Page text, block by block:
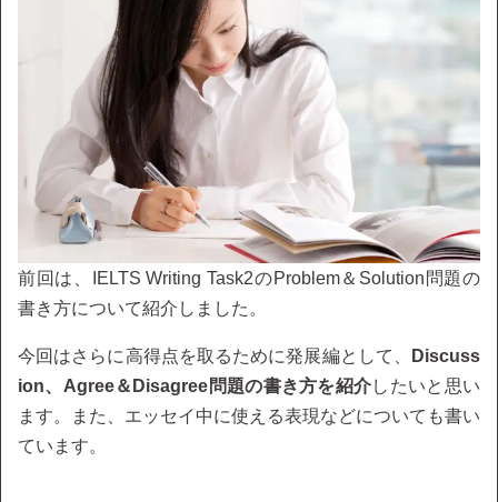
前回は、IELTS Writing Task2のProblem＆Solution問題の
書き方について紹介しました。
今回はさらに高得点を取るために発展編として、
Discuss
ion、Agree＆Disagree問題の書き方を紹介したいと思い
ます。また、エッセイ中に使える表現などについても書い
ています。